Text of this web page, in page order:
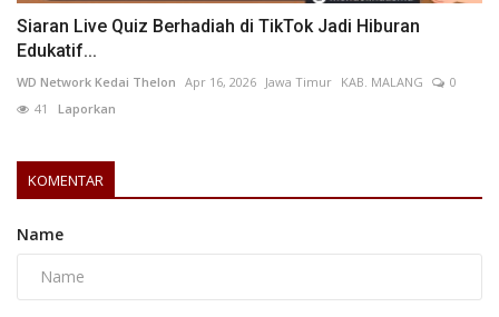
Siaran Live Quiz Berhadiah di TikTok Jadi Hiburan
Edukatif...
WD Network Kedai Thelon Apr 16, 2026 Jawa Timur KAB. MALANG
0
41
Laporkan
KOMENTAR
Name